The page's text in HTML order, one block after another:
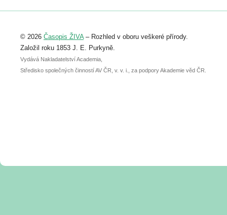
Registrovat se můžete do 6. září.
abstraktu přihlášené přednášky nebo
posteru je už 30. června.
© 2026 Časopis ŽIVA– Rozhled v oboru veškeré přírody.
Založil roku 1853 J. E. Purkyně.
Vydává Nakladatelství Academia,
Středisko společných činností AV ČR, v. v. i., za podpory Akademie věd ČR.